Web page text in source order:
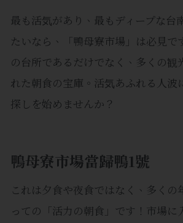
最も活気があり、最もディープな台
たいなら、「鴨母寮市場」は必見で
の台所であるだけでなく、多くの観
れた朝食の宝庫。活気あふれる人波
探しを始めませんか？
鴨母寮市場當歸鴨1號
これは夕食や夜食ではなく、多くの
っての「活力の朝食」です！市場に